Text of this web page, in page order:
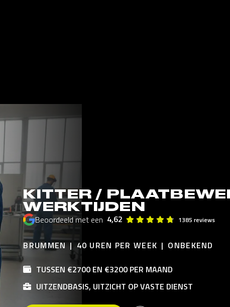
KITTER /
WERKTIJDEN
Beoordeeld met een 4,62 1385 reviews
BRUMMEN 40 UREN PER WEEK
ONBEKEND
TUSSEN €2700 EN €3200 PER MAAND
UITZENDBASIS, UITZICHT OP VASTE DIENST